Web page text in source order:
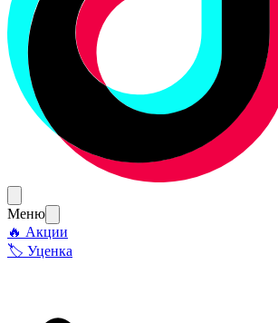
Меню
🔥 Акции
🏷 Уценка